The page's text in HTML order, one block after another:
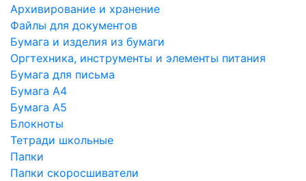
Архивирование и хранение
Файлы для документов
Бумага и изделия из бумаги
Оргтехника, инструменты и элементы питания
Бумага для письма
Бумага А4
Бумага А5
Блокноты
Тетради школьные
Папки
Папки скоросшиватели